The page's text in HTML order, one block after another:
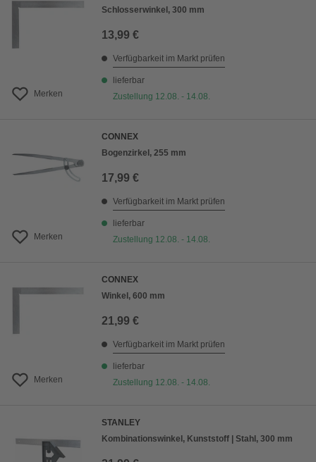
Merken
Schlosserwinkel, 300 mm
13,99 €
Verfügbarkeit im Markt prüfen
lieferbar
Zustellung 12.08. - 14.08.
Merken
CONNEX
Bogenzirkel, 255 mm
17,99 €
Verfügbarkeit im Markt prüfen
lieferbar
Zustellung 12.08. - 14.08.
Merken
CONNEX
Winkel, 600 mm
21,99 €
Verfügbarkeit im Markt prüfen
lieferbar
Zustellung 12.08. - 14.08.
STANLEY
Kombinationswinkel, Kunststoff | Stahl, 300 mm